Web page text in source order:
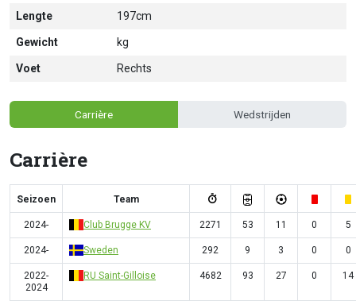
Lengte 197cm
Gewicht kg
Voet Rechts
Carrière Wedstrijden
Carrière
Seizoen Team
2024- Club Brugge KV 2271 53 11 0 5
2024- Sweden 292 9 3 0 0
2022-
2024
RU Saint-Gilloise 4682 93 27 0 14